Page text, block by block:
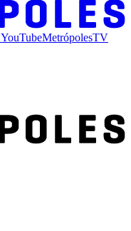
YouTubeMetrópolesTV